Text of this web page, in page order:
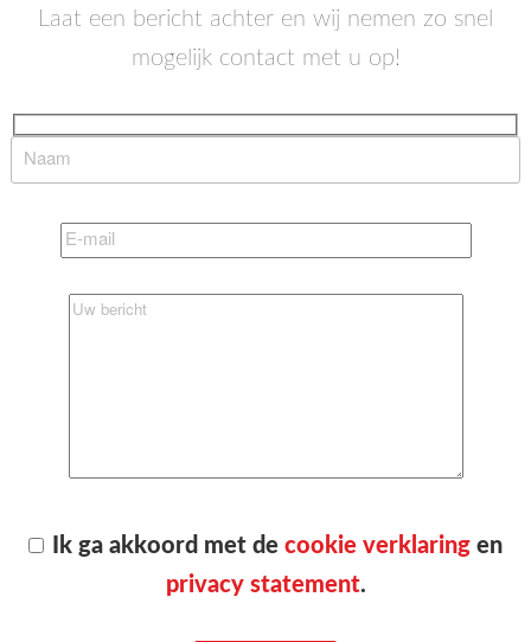
Laat een bericht achter en wij nemen zo snel
mogelijk contact met u op!
Ik ga akkoord met decookie verklaring en
privacy statement.